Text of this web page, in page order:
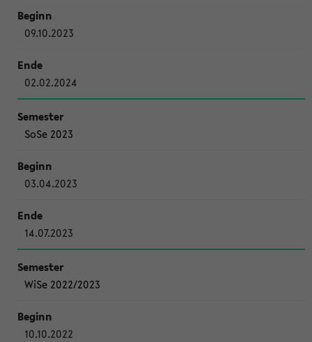
09.10.2023
02.02.2024
SoSe 2023
03.04.2023
14.07.2023
WiSe 2022/2023
10.10.2022